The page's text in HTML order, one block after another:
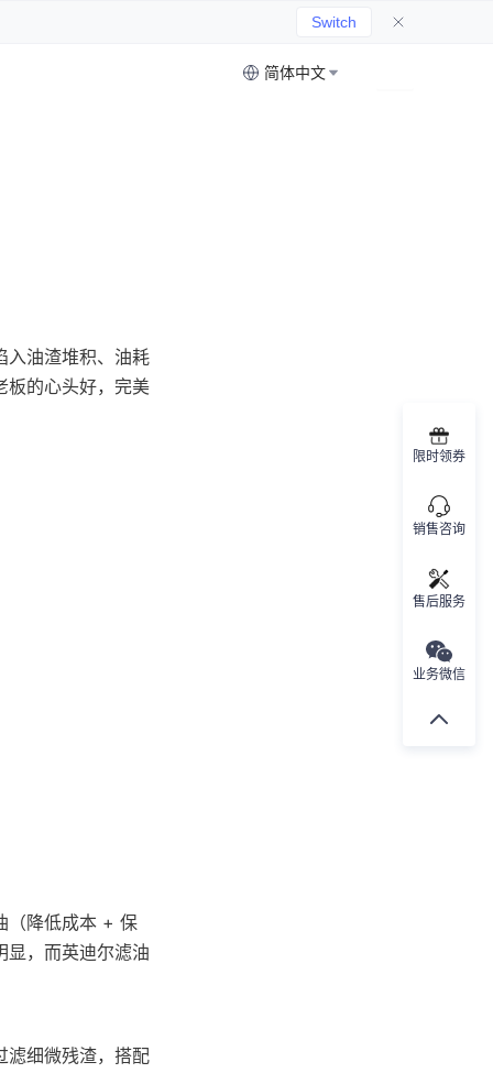
Switch
简体中文
入油渣堆积、油耗
板的心头好，完美
（降低成本 + 保
显，而英迪尔滤油
滤细微残渣，搭配
限时领券
销售咨询
售后服务
业务微信